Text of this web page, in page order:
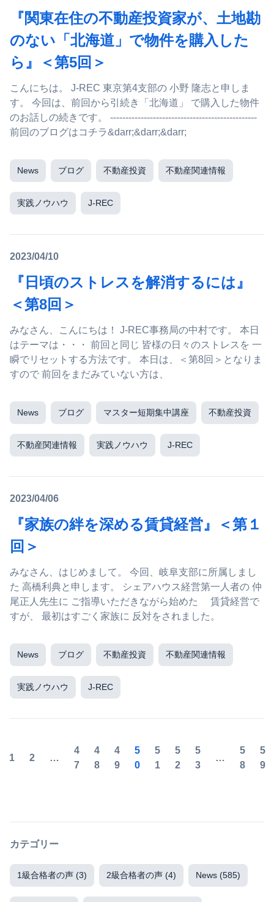
『関東在住の不動産投資家が、土地勘
のない「北海道」で物件を購入した
ら』＜第5回＞
こんにちは。 J-REC 東京第4支部の 小野 隆志と申しま
す。 今回は、前回から引続き「北海道」 で購入した物件
のお話しの続きです。 ------------------------------------------------
前回のブログはコチラ&darr;&darr;&darr;
News ブログ 不動産投資 不動産関連情報
実践ノウハウ J-REC
2023/04/10
『日頃のストレスを解消するには』
＜第8回＞
みなさん、こんにちは！ J-REC事務局の中村です。 本日
はテーマは・・・ 前回と同じ 皆様の日々のストレスを 一
瞬でリセットする方法です。 本日は、＜第8回＞となりま
すので 前回をまだみていない方は、
News ブログ マスター短期集中講座 不動産投資
不動産関連情報 実践ノウハウ J-REC
2023/04/06
『家族の絆を深める賃貸経営』＜第１
回＞
みなさん、はじめまして。 今回、岐阜支部に所属しまし
た 高橋利典と申します。 シェアハウス経営第一人者の 仲
尾正人先生に ご指導いただきながら始めた 賃貸経営で
すが、 最初はすごく家族に 反対をされました。
News ブログ 不動産投資 不動産関連情報
実践ノウハウ J-REC
1 2 …
4
7
4
8
4
9
5
0
5
1
5
2
5
3
…
5
8
5
9
カテゴリー
1級合格者の声 (3) 2級合格者の声 (4) News (585)